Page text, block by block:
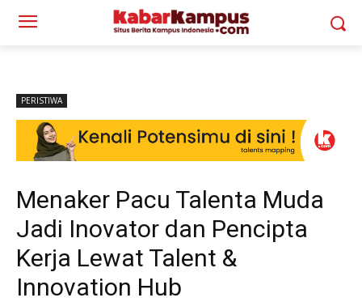
PERISTIWA
Menaker Pacu Talenta Muda
Jadi Inovator dan Pencipta
Kerja Lewat Talent &
Innovation Hub